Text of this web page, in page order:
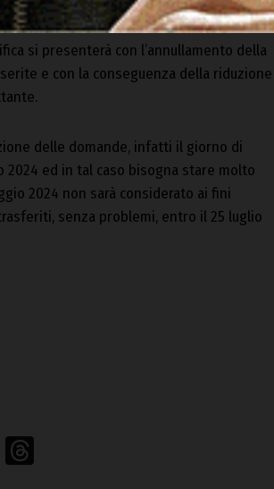
si presenterà con l’annullamento della
e con la conseguenza della riduzione
delle domande, infatti il giorno di
ed in tal caso bisogna stare molto
2024 non sarà considerato ai fini
senza problemi, entro il 25 luglio
Email